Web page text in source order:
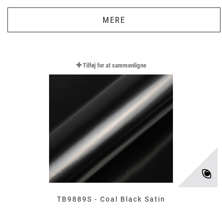
MERE
TB9889S - Coal Black Satin
Tilføj for at sammenligne